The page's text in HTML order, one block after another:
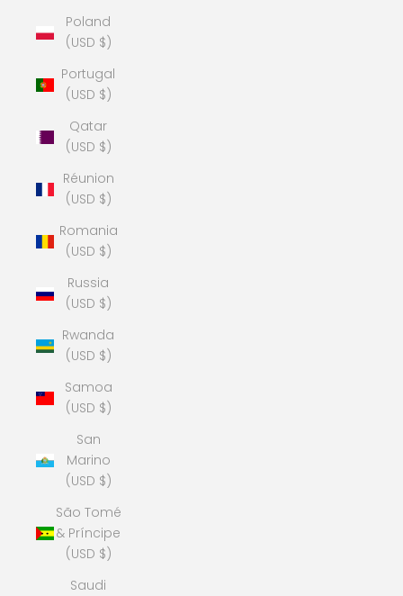
Poland
(USD $)
Portugal
(USD $)
Qatar
(USD $)
Réunion
(USD $)
Romania
(USD $)
Russia
(USD $)
Rwanda
(USD $)
Samoa
(USD $)
San
Marino
(USD $)
São Tomé
& Príncipe
(USD $)
Saudi